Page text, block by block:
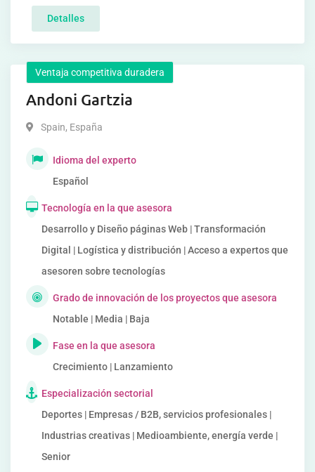
Detalles
Ventaja competitiva duradera
Andoni Gartzia
Spain, España
Idioma del experto
Español
Tecnología en la que asesora
Desarrollo y Diseño páginas Web | Transformación
Digital | Logística y distribución | Acceso a expertos que
asesoren sobre tecnologías
Grado de innovación de los proyectos que asesora
Notable | Media | Baja
Fase en la que asesora
Crecimiento | Lanzamiento
Especialización sectorial
Deportes | Empresas / B2B, servicios profesionales |
Industrias creativas | Medioambiente, energía verde |
Senior